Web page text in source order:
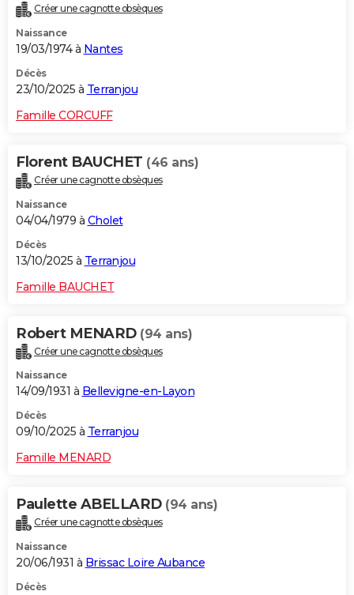
Créer une cagnotte obsèques
Naissance
19/03/1974 à Nantes
Décès
23/10/2025 à Terranjou
Famille CORCUFF
Florent BAUCHET (46 ans)
Créer une cagnotte obsèques
Naissance
04/04/1979 à Cholet
Décès
13/10/2025 à Terranjou
Famille BAUCHET
Robert MENARD (94 ans)
Créer une cagnotte obsèques
Naissance
14/09/1931 à Bellevigne-en-Layon
Décès
09/10/2025 à Terranjou
Famille MENARD
Paulette ABELLARD (94 ans)
Créer une cagnotte obsèques
Naissance
20/06/1931 à Brissac Loire Aubance
Décès